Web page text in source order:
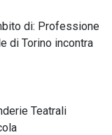
di: Professione
di Torino incontra
Teatrali